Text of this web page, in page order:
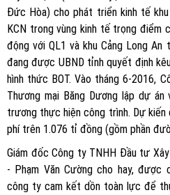
Đức Hòa) cho phát triển kinh tế
KCN trong vùng kinh tế trọng điểm
động với QL1 và khu Cảng Long
đang được UBND tỉnh quyết định
hình thức BOT. Vào tháng 6-2016,
Thương mại Băng Dương lập dự
trương thực hiện công trình. Dự
phí trên 1.076 tỉ đồng (gồm phần
Giám đốc Công ty TNHH Đầu tư
- Phạm Văn Cường cho hay,
công ty cam kết dồn toàn lực để